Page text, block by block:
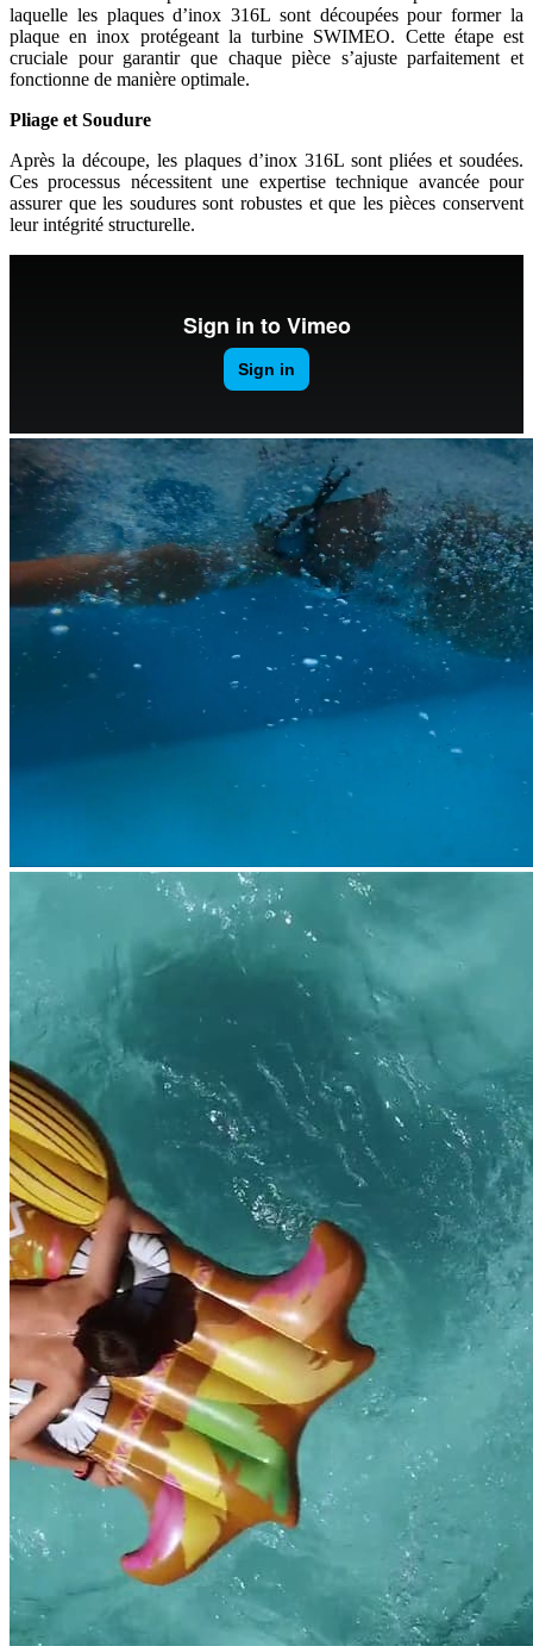
laquelle les plaques d’inox 316L sont découpées pour former la
plaque en inox protégeant la turbine SWIMEO. Cette étape est
cruciale pour garantir que chaque pièce s’ajuste parfaitement et
fonctionne de manière optimale.
Pliage et Soudure
Après la découpe, les plaques d’inox 316L sont pliées et soudées.
Ces processus nécessitent une expertise technique avancée pour
assurer que les soudures sont robustes et que les pièces conservent
leur intégrité structurelle.